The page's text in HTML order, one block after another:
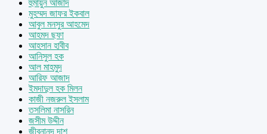
হুমায়ুন আজাদ
মুহম্মদ জাফর ইকবাল
আবুল মনসুর আহমেদ
আহমদ ছফা
আহসান হাবীব
আনিসুল হক
আল মাহমুদ
আরিফ আজাদ
ইমদাদুল হক মিলন
কাজী নজরুল ইসলাম
তসলিমা নাসরিন
জসীম উদ্দীন
জীবনানন্দ দাশ